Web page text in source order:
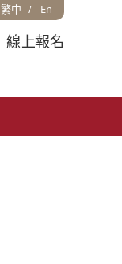
線上報名
繁中 En